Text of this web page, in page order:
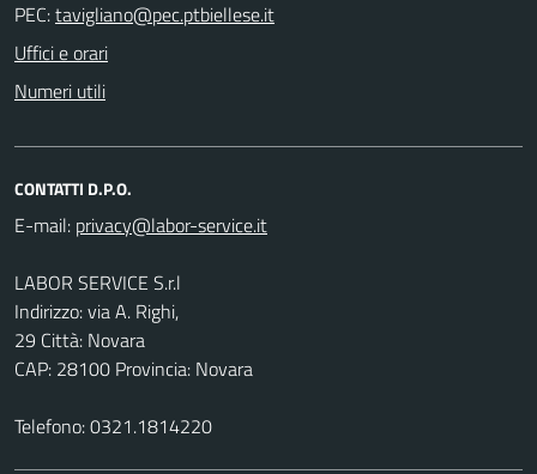
PEC:
Uffici e orari
Numeri utili
CONTATTI D.P.O.
E-mail:
LABOR SERVICE S.r.l
Indirizzo: via A. Righi,
29 Città: Novara
CAP: 28100 Provincia: Novara
Telefono: 0321.1814220